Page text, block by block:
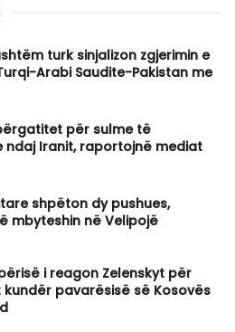
turk sinjalizon zgjerimin e
Arabi Saudite-Pakistan me
për sulme të
ndaj Iranit, raportojnë mediat
shpëton dy pushues,
mbyteshin në Velipojë
i reagon Zelenskyt për
pavarësisë së Kosovës